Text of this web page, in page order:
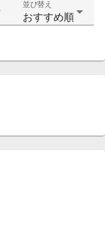
並び替え
おすすめ順